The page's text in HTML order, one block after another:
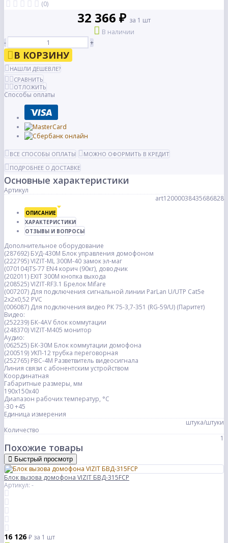
(0)
32 366 ₽ за 1 шт
В наличии
-
+
В КОРЗИНУ
НАШЛИ ДЕШЕВЛЕ?
СРАВНИТЬ
ОТЛОЖИТЬ
Способы оплаты
ВСЕ СПОСОБЫ ОПЛАТЫ
МОЖНО ОФОРМИТЬ В КРЕДИТ
ПОДРОБНЕЕ О ДОСТАВКЕ
Основные характеристики
Артикул
art12000038435686828
ОПИСАНИЕ
ХАРАКТЕРИСТИКИ
ОТЗЫВЫ И ВОПРОСЫ
Дополнительное оборудование
(287692) БУД-430М Блок управления домофоном
(222795) VIZIT-ML 300М-40 замок эл-маг
(070104)TS-77 EN4 корич (90кг), доводчик
(202011) EXIT 300М кнопка выхода
(208525) VIZIT-RF3.1 Брелок Mifare
(007207) Для подключения сигнальной линии ParLan U/UTP Cat5e
2х2х0,52 PVC
(006087) Для подключения видео РК 75-3,7-351 (RG-59/U) (Паритет)
Видео:
(252239) БК-4AV блок коммутации
(248370) VIZIT-M405 монитор
Аудио:
(062525) БК-30М Блок коммутации домофона
(200519) УКП-12 трубка переговорная
(252765) РВС-4М Разветвитель видеосигнала
Линия связи с абонентским устройством
Координатная
Габаритные размеры, мм
190х150х40
Диапазон рабочих температур, °С
-30 +45
Единица измерения
штука/штуки
Количество
1
Похожие товары
Быстрый просмотр
Блок вызова домофона VIZIT БВД-315FCP
Артикул: -
16 126₽ за 1 шт